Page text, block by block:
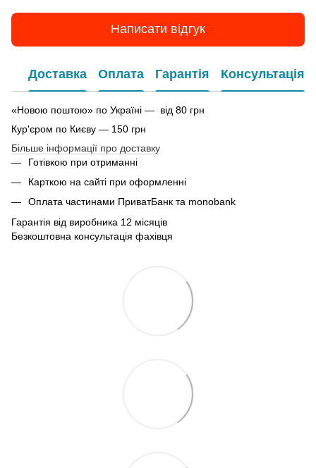
Написати відгук
Доставка Оплата Гарантія Консультація
«Новою поштою» по Україні — від 80 грн
Кур'єром по Києву — 150 грн
Більше інформації про доставку
Готівкою при отриманні
Карткою на сайті при оформленні
Оплата частинами ПриватБанк та monobank
Гарантія від виробника 12 місяців
Безкоштовна консультація фахівця